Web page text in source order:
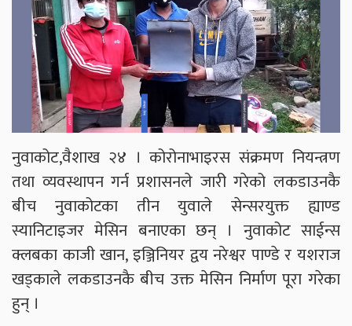
नुवाकोट,वैशाख २४ । कोरोनाभाइरस संक्रमण नियन्त्रण
तथा व्यवस्थापन गर्न प्रशासनले जारी गरेको लकडाउनकै
बीच नुवाकोटका तीन युवाले सेन्सरयुक्त ह्याण्ड
स्यानिटाइजर मेसिन बनाएका छन् । नुवाकोट साईन्स
क्लबका काजी खान, इञ्जिनियर द्वय नरेश्वर पाण्डे र यशराज
खड्काले लकडाउनकै बीच उक्त मेसिन निर्माण पूरा गरेका
हुन् ।